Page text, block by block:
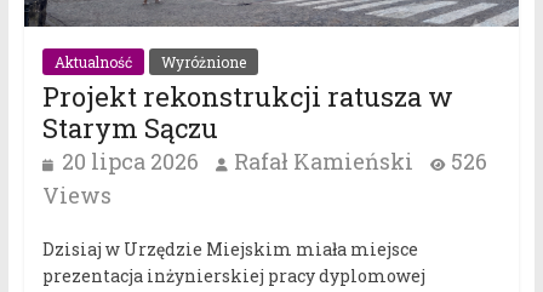
Aktualność Wyróżnione
Projekt rekonstrukcji ratusza w
Starym Sączu
20 lipca 2026 Rafał Kamieński
526
Views
Dzisiaj w Urzędzie Miejskim miała miejsce
prezentacja inżynierskiej pracy dyplomowej